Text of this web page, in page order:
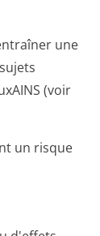
une
(voir
un risque